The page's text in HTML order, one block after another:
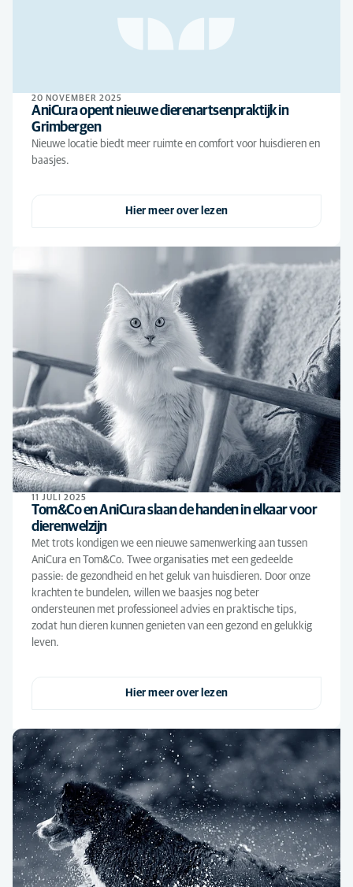
20 NOVEMBER 2025
AniCura opent nieuwe dierenartsenpraktijk in
Grimbergen
Nieuwe locatie biedt meer ruimte en comfort voor huisdieren en
baasjes.
Hier meer over lezen
11 JULI 2025
Tom&Co en AniCura slaan de handen in elkaar voor
dierenwelzijn
Met trots kondigen we een nieuwe samenwerking aan tussen
AniCura en Tom&Co. Twee organisaties met een gedeelde
passie: de gezondheid en het geluk van huisdieren. Door onze
krachten te bundelen, willen we baasjes nog beter
ondersteunen met professioneel advies en praktische tips,
zodat hun dieren kunnen genieten van een gezond en gelukkig
leven.
Hier meer over lezen